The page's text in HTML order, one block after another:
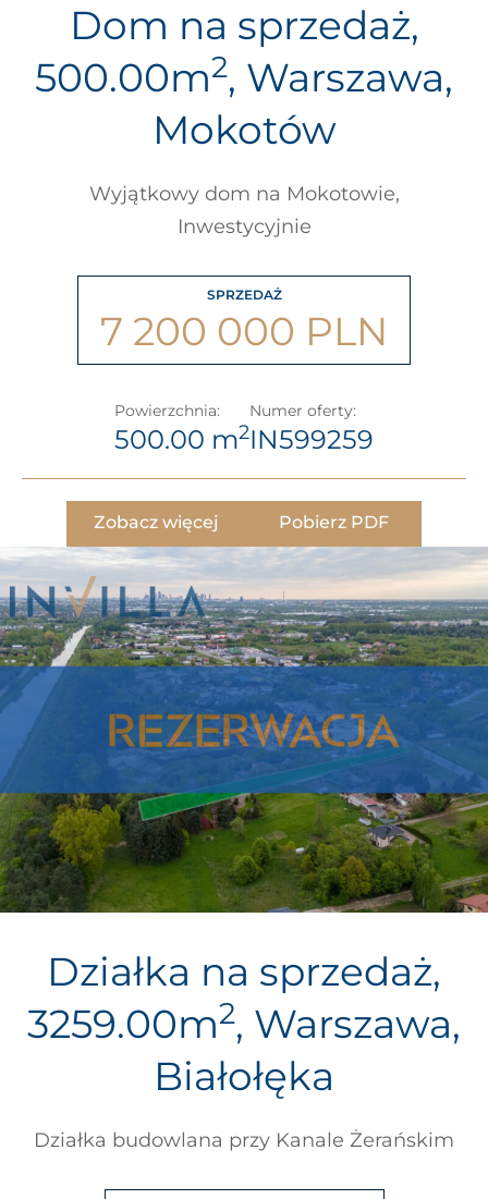
Dom na sprzedaż,
500.00m2, Warszawa,
Mokotów
Wyjątkowy dom na Mokotowie,
Inwestycyjnie
SPRZEDAŻ
7 200 000 PLN
Powierzchnia:
500.00 m2
Numer oferty:
IN599259
Zobacz więcej Pobierz PDF
Działka na sprzedaż,
3259.00m2, Warszawa,
Białołęka
Działka budowlana przy Kanale Żerańskim